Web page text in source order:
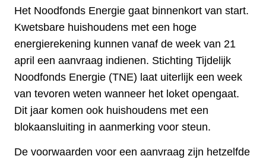
Het Noodfonds Energie gaat binnenkort van start.
Kwetsbare huishoudens met een hoge
energierekening kunnen vanaf de week van 21
april een aanvraag indienen. Stichting Tijdelijk
Noodfonds Energie (TNE) laat uiterlijk een week
van tevoren weten wanneer het loket opengaat.
Dit jaar komen ook huishoudens met een
blokaansluiting in aanmerking voor steun.
De voorwaarden voor een aanvraag zijn hetzelfde